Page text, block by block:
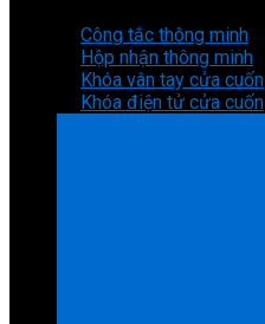
Công tắc thông minh
Hộp nhận thông minh
Khóa vân tay cửa cuốn
Khóa điện tử cửa cuốn